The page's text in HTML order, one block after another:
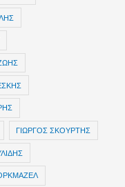
ΓΙΩΡΓΟΣ ΣΚΟΥΡΤΗΣ